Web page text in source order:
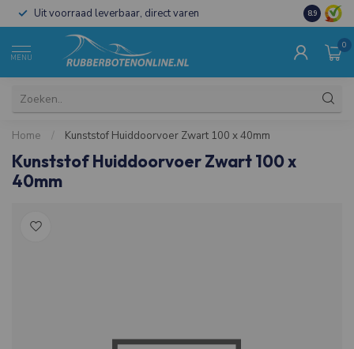
Uit voorraad leverbaar, direct varen Al 15 jaar
8.9
MENU
0
Home / Kunststof Huiddoorvoer Zwart 100 x 40mm
Kunststof Huiddoorvoer Zwart 100 x
40mm